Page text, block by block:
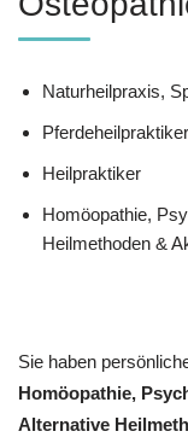
Naturheilpraxis,
Heilpraktiker
‎Homöopathie,
Heilmethoden &
Sie haben
‎Homöopathie,
Alternative